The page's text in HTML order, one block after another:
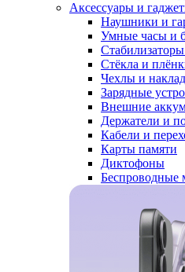
Аксессуары и
Наушники и
Умные часы и
Стёкла и
Чехлы и
Зарядные
Внешние
Держатели и
Кабели и
Карты памяти
Диктофоны
Беспроводные